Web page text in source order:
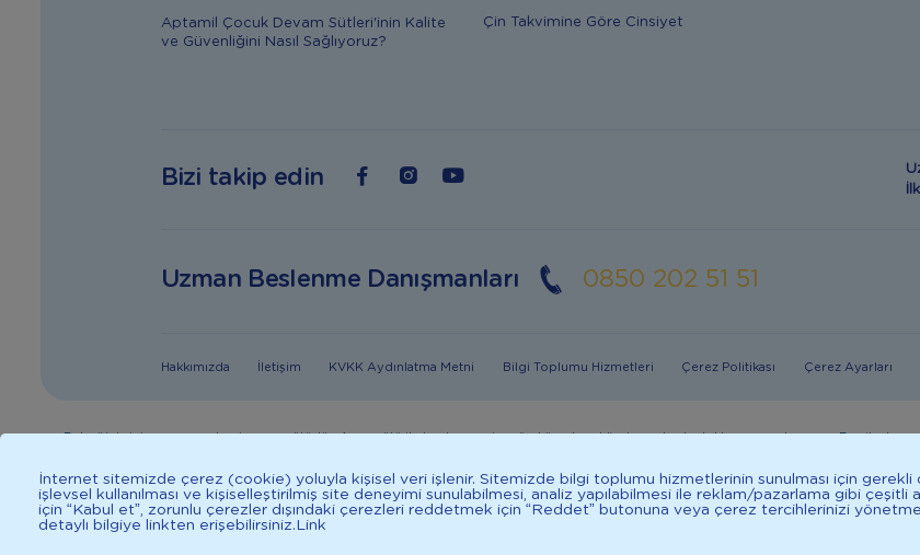
Aptamil Çocuk Devam Sütleri'inin Kalite
ve Güvenliğini Nasıl Sağlıyoruz?
Çin Takvimine Göre Cinsiyet
Bizi takip edin
Uzman Beslenme Danışmanları 0850 202 51 51
Hakkımızda İletişim KVKK Aydınlatma Metni Bilgi Toplumu Hizmetleri Çerez Politikası Çerez Ayarları
Bebeğiniz için en uygun besin anne sütüdür. Anne sütü ile beslenmenin mümkün olmadığı durumlarda doktorunuza danışınız. Bu sitede
İnternet sitemizde çerez (cookie) yoluyla kişisel veri işlenir. Sitemizde bilgi toplumu hizmetlerinin sunulması için
işlevsel kullanılması ve kişiselleştirilmiş site deneyimi sunulabilmesi, analiz yapılabilmesi ile reklam/pazarlama gibi çeşitli
için “Kabul et”, zorunlu çerezler dışındaki çerezleri reddetmek için “Reddet” butonuna veya çerez tercihlerinizi
detaylı bilgiye linkten erişebilirsiniz. Link